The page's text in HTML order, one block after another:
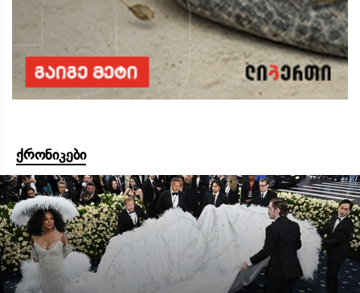
ქრონიკები